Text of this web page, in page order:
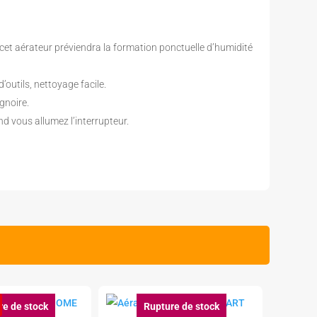
aérateur préviendra la formation ponctuelle d’humidité
nettoyage facile.
vous allumez l’interrupteur.
de stock Rupture de stock